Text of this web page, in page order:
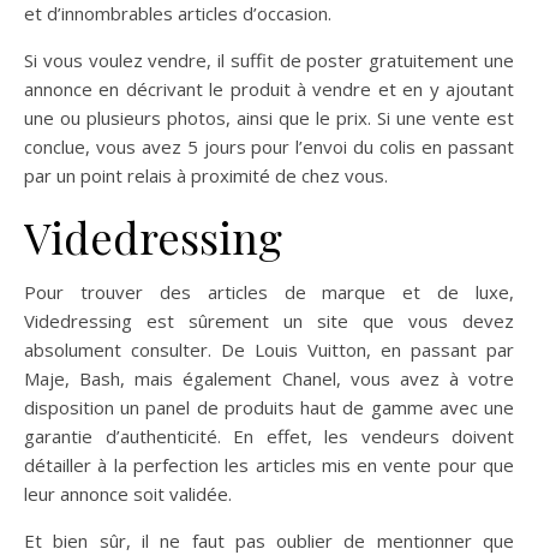
et d’innombrables articles d’occasion.
Si vous voulez vendre, il suffit de poster gratuitement une
annonce en décrivant le produit à vendre et en y ajoutant
une ou plusieurs photos, ainsi que le prix. Si une vente est
conclue, vous avez 5 jours pour l’envoi du colis en passant
par un point relais à proximité de chez vous.
Videdressing
Pour trouver des articles de marque et de luxe,
Videdressing est sûrement un site que vous devez
absolument consulter. De Louis Vuitton, en passant par
Maje, Bash, mais également Chanel, vous avez à votre
disposition un panel de produits haut de gamme avec une
garantie d’authenticité. En effet, les vendeurs doivent
détailler à la perfection les articles mis en vente pour que
leur annonce soit validée.
Et bien sûr, il ne faut pas oublier de mentionner que